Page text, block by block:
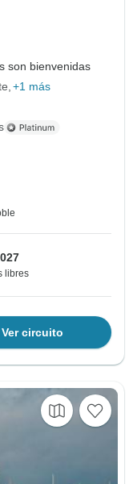
son bienvenidas
+1 más
libres
Ver circuito